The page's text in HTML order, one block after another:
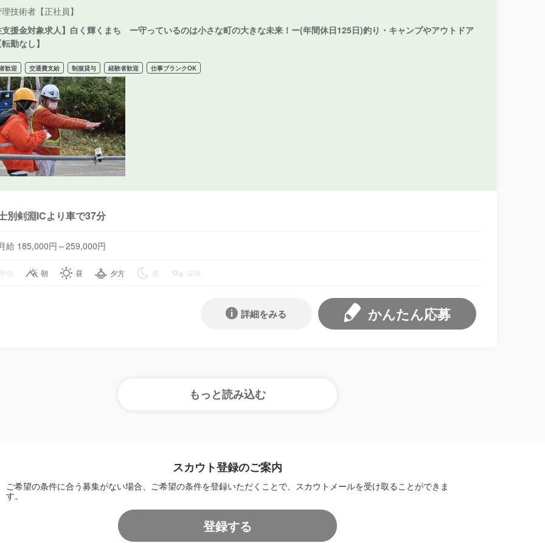
技術者【正社員】
援金対象求人】白く輝くまち ー守っているのは小さな町の大きな未来！ー(年間休日125日)釣り・キャンプやアウトドア
勤なし】
歓迎 交通費支給 制服貸与 経験者歓迎 仕事ブランクOK
別剣淵ICより車で37分
給 185,000円～259,000円
朝 朝 昼 夕方 夜 深夜
かんたん応募
詳細をみる
スカウト登録のご案内
ご希望の条件に合う募集がない場合、ご希望の条件を登録いただくことで、スカウトメールを受け取ることができま
す。
登録する